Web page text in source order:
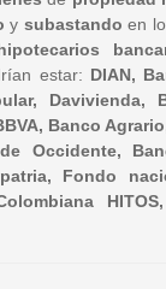
y subastando en
estar: DIAN,
Davivienda,
Banco
Occidente,
Fondo